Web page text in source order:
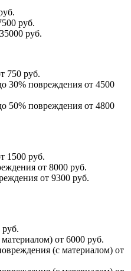
руб.
руб.
750 руб.
30% повреждения от 4500
50% повреждения от 4800
1500 руб.
от 8000 руб.
от 9300 руб.
руб.
от 6000 руб.
(с материалом) от